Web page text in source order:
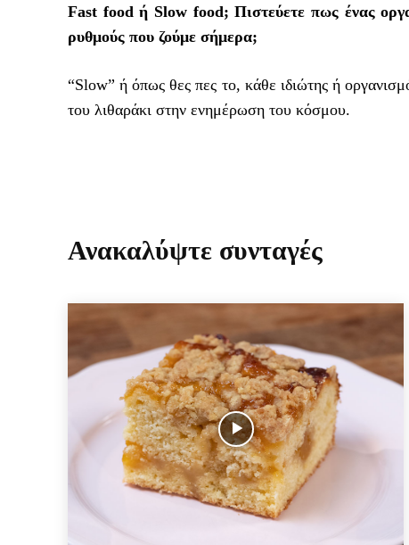
Fast food ή Slow food; Πιστεύετε πως ένας
ρυθμούς που ζούμε σήμερα;
“Slow” ή όπως θες πες το, κάθε ιδιώτης ή
του λιθαράκι στην ενημέρωση του κόσμου.
Ανακαλύψτε συνταγές